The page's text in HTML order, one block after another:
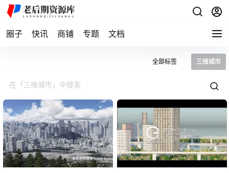
圈子 快讯 商铺 专题 文档
全部标签 三维城市